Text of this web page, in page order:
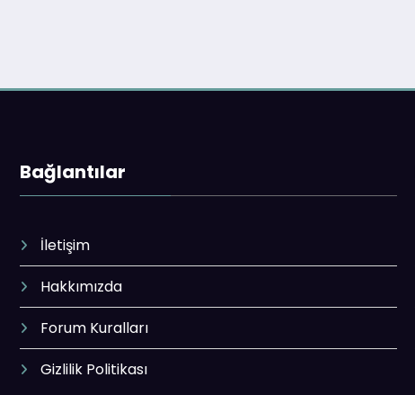
Bağlantılar
İletişim
Hakkımızda
Forum Kuralları
Gizlilik Politikası